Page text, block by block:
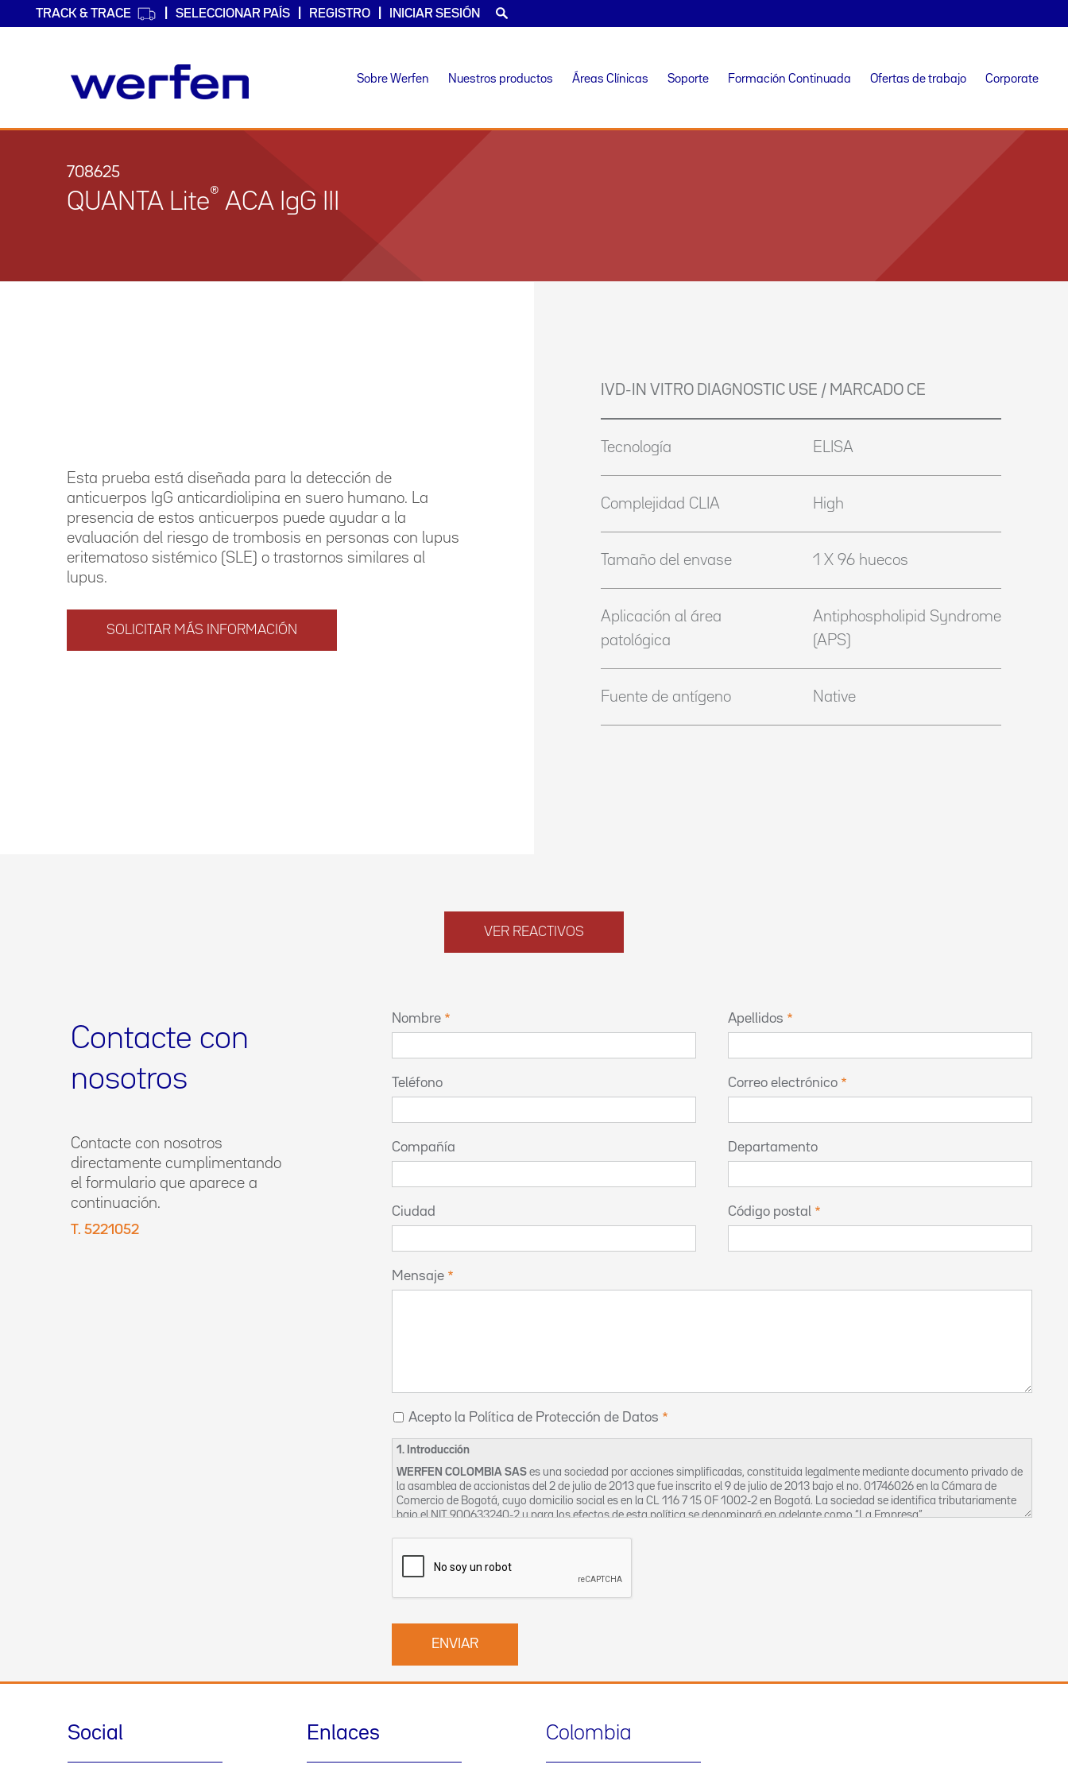
TRACK & TRACE SELECCIONAR PAÍS REGISTRO INICIAR SESIÓN
Sobre Werfen Nuestros productos Áreas Clínicas Soporte Formación Continuada Ofertas de trabajo Corporate
708625
QUANTA Lite® ACA IgG III
Esta prueba está diseñada para la detección de
anticuerpos IgG anticardiolipina en suero humano. La
presencia de estos anticuerpos puede ayudar a la
evaluación del riesgo de trombosis en personas con lupus
eritematoso sistémico (SLE) o trastornos similares al
lupus.
SOLICITAR MÁS INFORMACIÓN
IVD-IN VITRO DIAGNOSTIC USE / MARCADO CE
Tecnología ELISA
Complejidad CLIA High
Tamaño del envase 1 X 96 huecos
Aplicación al área
patológica
Antiphospholipid Syndrome
(APS)
Fuente de antígeno Native
VER REACTIVOS
Contacte con
nosotros
Contacte con nosotros
directamente cumplimentando
el formulario que aparece a
continuación.
T. 5221052
Nombre Apellidos
Teléfono Correo electrónico
Compañía Departamento
Ciudad Código postal
Mensaje
Acepto la Política de Protección de Datos
1. Introducción
WERFEN COLOMBIA SAS es una sociedad por acciones simplificadas, constituida legalmente mediante documento privado de
la asamblea de accionistas del 2 de julio de 2013 que fue inscrito el 9 de julio de 2013 bajo el no. 01746026 en la Cámara de
Comercio de Bogotá, cuyo domicilio social es en la CL 116 7 15 OF 1002-2 en Bogotá. La sociedad se identifica tributariamente
bajo el NIT 900633240-2 y para los efectos de esta política se denominará en adelante como “La Empresa”.
La Empresa, en aras a garantizar el derecho constitucional de habeas data, así como la privacidad, la intimidad y el buen
ha creado el siguiente Manual, en el cual constan las políticas de uso de manejo de la información que La Empresa posee en sus
bases de datos, a efectos de permitir el adecuado ejercicio y protección de los derechos del Titular de la Información, para que en
cualquier tiempo pueda solicitar la corrección, aclaración, modificación y/o supresión de la misma.
actualizada, comprobable y comprensible. Se prohíbe el registro y divulgación de datos parciales, incompletos, fraccionados o
Social Enlaces Colombia